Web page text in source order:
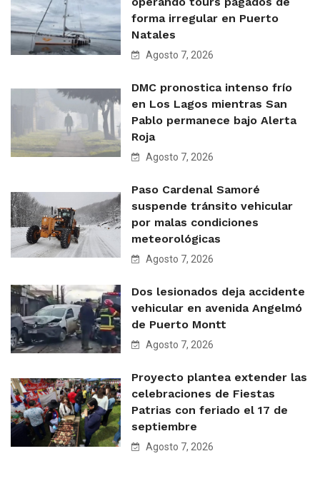
forma irregular en Puerto
Natales
Agosto 7, 2026
DMC pronostica intenso frío
en Los Lagos mientras San
Pablo permanece bajo Alerta
Roja
Agosto 7, 2026
Paso Cardenal Samoré
suspende tránsito vehicular
por malas condiciones
meteorológicas
Agosto 7, 2026
Dos lesionados deja accidente
vehicular en avenida Angelmó
de Puerto Montt
Agosto 7, 2026
Proyecto plantea extender las
celebraciones de Fiestas
Patrias con feriado el 17 de
septiembre
Agosto 7, 2026